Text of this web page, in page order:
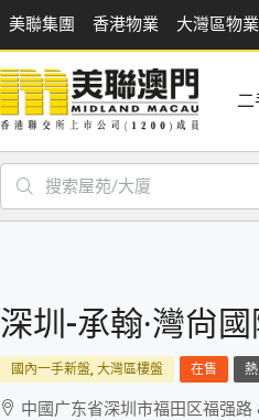
美聯集團 香港物業 大灣區物業
二
深圳-承翰·灣尙國
國內一手新盤, 大灣區樓盤 在售
中國广东省深圳市福田区福强路